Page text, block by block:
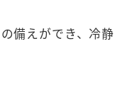
備えができ、冷静